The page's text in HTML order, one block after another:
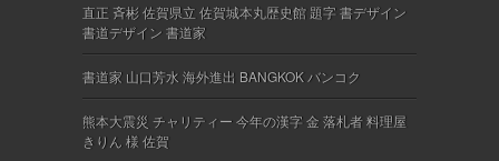
直正 斉彬 佐賀県立 佐賀城本丸歴史館 題字 書デザイン
書道デザイン 書道家
書道家 山口芳水 海外進出 BANGKOK バンコク
熊本大震災 チャリティー 今年の漢字 金 落札者 料理屋
きりん 様 佐賀